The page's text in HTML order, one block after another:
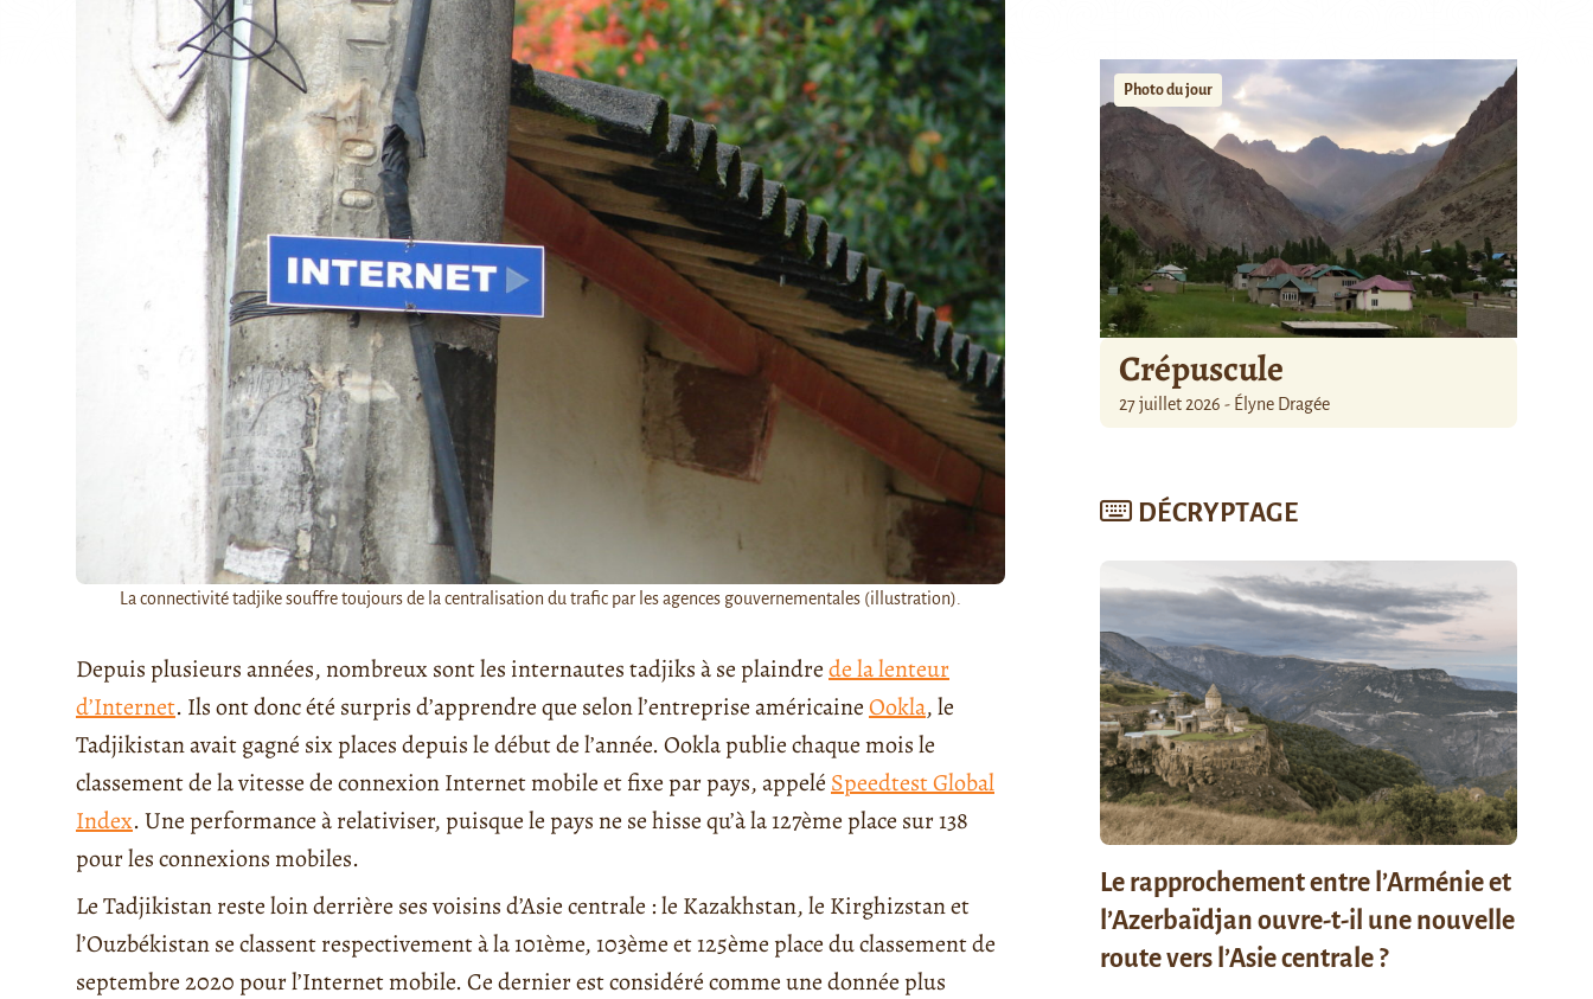
La connectivité tadjike souffre toujours de la centralisation du trafic par les agences gouvernementales (illustration).
Depuis plusieurs années, nombreux sont les internautes tadjiks à se plaindrede la lenteur
d’Internet. Ils ont donc été surpris d’apprendre que selon l’entreprise américaineOokla, le
Tadjikistan avait gagné six places depuis le début de l’année. Ookla publie chaque mois le
classement de la vitesse de connexion Internet mobile et fixe par pays, appelé Speedtest Global
Index. Une performance à relativiser, puisque le pays ne se hisse qu’à la 127ème place sur 138
pour les connexions mobiles.
Le Tadjikistan reste loin derrière ses voisins d’Asie centrale : le Kazakhstan, le Kirghizstan et
l’Ouzbékistan se classent respectivement à la 101ème, 103ème et 125ème place du classement de
septembre 2020 pour l’Internet mobile. Ce dernier est considéré comme une donnée plus
Photo du jour
Crépuscule
27 juillet 2026 - Élyne Dragée
DÉCRYPTAGE
Le rapprochement entre l’Arménie et
l’Azerbaïdjan ouvre-t-il une nouvelle
route vers l’Asie centrale ?